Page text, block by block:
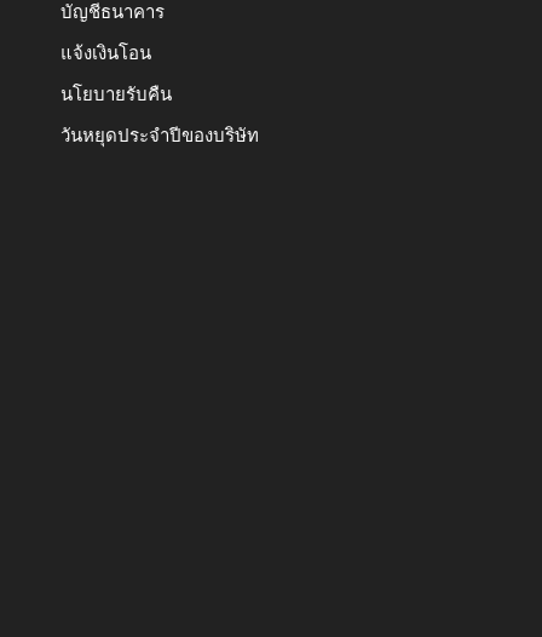
บัญชีธนาคาร
แจ้งเงินโอน
นโยบายรับคืน
วันหยุดประจำปีของบริษัท